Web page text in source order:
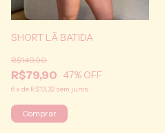
SHORT LÃ BATIDA
R$79,90
R$149,90
47% OFF
6 x de R$13,32 sem juros
Comprar